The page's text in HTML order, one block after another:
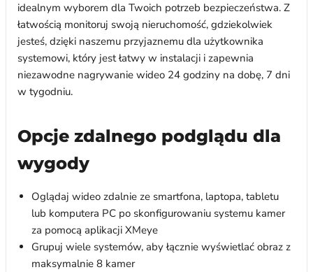
idealnym wyborem dla Twoich potrzeb bezpieczeństwa. Z
łatwością monitoruj swoją nieruchomość, gdziekolwiek
jesteś, dzięki naszemu przyjaznemu dla użytkownika
systemowi, który jest łatwy w instalacji i zapewnia
niezawodne nagrywanie wideo 24 godziny na dobę, 7 dni
w tygodniu.
Opcje zdalnego podglądu dla
wygody
Oglądaj wideo zdalnie ze smartfona, laptopa, tabletu
lub komputera PC po skonfigurowaniu systemu kamer
za pomocą aplikacji XMeye
Grupuj wiele systemów, aby łącznie wyświetlać obraz z
maksymalnie 8 kamer